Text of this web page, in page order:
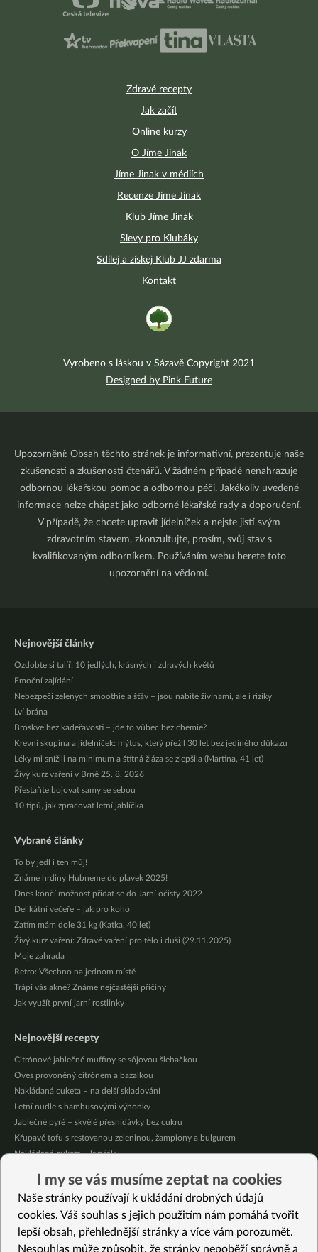
Zdravé recepty
Jak začít
Online kurzy
O Jíme Jinak
Jíme Jinak v médiích
Recenze Jíme Jinak
Klub Jíme Jinak
Slevy pro Klubáky
Sdílej a získej Klub JJ zdarma
Kontakt
Vyrobeno s láskou v Sázavě Copyright 2021
Designed by Pink Future
Upozornění: Obsah těchto stránek je informativní, prezentuje naše
zkušenosti a zkušenosti čtenářů. V žádném případě nenahrazuje
odbornou lékařskou pomoc a odbornou péči. Jakékoliv uvedené
informace nelze chápat jako odborné lékařské rady a doporučení.
V případě, že chcete upravit jídelníček a nejste jistí svým
zdravotním stavem, zkonzultujte, prosím, svůj stav s
kvalifikovaným odborníkem. Používáním webu berete toto
upozornění na vědomí.
Nejnovější články
Ozdobte si talíř: 10 jedlých, krásných i zdravých květů
Emoční zajídání
Nebezpečí zelených smoothie a šťáv – jsou nabité živinami, ale i riziky
Lví brána
Broskve bez kadeřavosti – jde to vůbec bez chemie?
Krevní skupina a jídelníček: mýtus, který přežil 30 let bez jediného důkazu
Léky mi snížili na minimum a štítná žláza se zlepšila (Martina, 41 let)
Živý kurz vaření v Brně 25. 8. 2026
Přestaňte bojovat samy se sebou
10 tipů, jak zpracovat letní jablíčka
Vybrané články
To by jedl i ten můj!
Známe hrdiny Hubneme do plavek 2025!
Dnes končí možnost přidat se do Jarní očisty 2022
Delikátní večeře – jak pro koho
Zatím mám dole 31 kg (Katka, 40 let)
Živý kurz vaření: Zdravé vaření pro tělo i duši (29.11.2025)
Moje zahrada
Retro: Všechno na jednom místě
Trápí vás akné? Známe nejčastější příčiny
Jak využít první jarní rostlinky
Nejnovější recepty
Citrónové jablečné muffiny se sójovou šlehačkou
Oves provoněný citrónem a bazalkou
Nakládaná cuketa – na delší skladování
Letní nudle s bambusovými výhonky
Jablečné pyré – skvělé přesnídávky bez cukru
Křupavé tofu s restovanou zeleninou, žampiony a bulgurem
Nakládaná cuketa – kvašáky
Osvěžující kuskus
Osvěžující čaj s citronovými bylinkami
Vybrané recepty
I my se vás musíme zeptat na cookies
Naše stránky používají k ukládání drobných údajů
cookies. Váš souhlas s jejich použitím nám pomáhá tvořit
lepší obsah, přehlednější stránky a více vám porozumět.
Nesouhlas může způsobit, že stránky nepoběží správně a